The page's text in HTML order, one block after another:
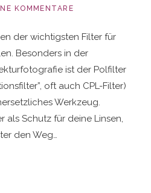
KOMMENTARE
der wichtigsten Filter für
Besonders in der
ist der Polfilter
oft auch CPL-Filter)
Werkzeug.
als Schutz für deine Linsen,
den Weg…